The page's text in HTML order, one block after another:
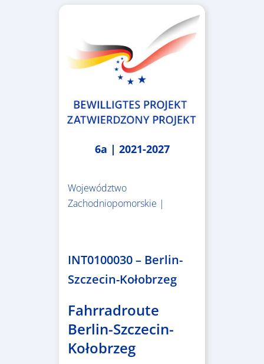
6a | 2021-2027
Województwo
Zachodniopomorskie |
INT0100030 – Berlin-
Szczecin-Kołobrzeg
Fahrradroute
Berlin-Szczecin-
Kołobrzeg